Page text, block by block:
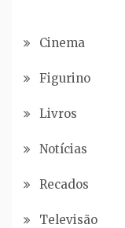
Cinema
Figurino
Livros
Notícias
Recados
Televisão